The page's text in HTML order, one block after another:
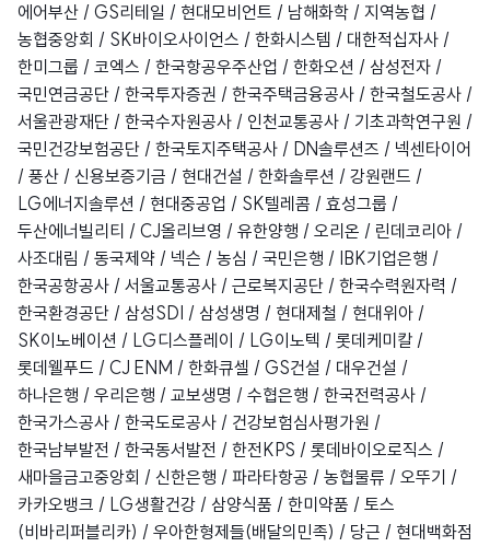
에어부산 / GS리테일 / 현대모비언트 / 남해화학 / 지역농협 /
농협중앙회 / SK바이오사이언스 / 한화시스템 / 대한적십자사 /
한미그룹 / 코엑스 / 한국항공우주산업 / 한화오션 / 삼성전자 /
국민연금공단 / 한국투자증권 / 한국주택금융공사 / 한국철도공사 /
서울관광재단 / 한국수자원공사 / 인천교통공사 / 기초과학연구원 /
국민건강보험공단 / 한국토지주택공사 / DN솔루션즈 / 넥센타이어
/ 풍산 / 신용보증기금 / 현대건설 / 한화솔루션 / 강원랜드 /
LG에너지솔루션 / 현대중공업 / SK텔레콤 / 효성그룹 /
두산에너빌리티 / CJ올리브영 / 유한양행 / 오리온 / 린데코리아 /
사조대림 / 동국제약 / 넥슨 / 농심 / 국민은행 / IBK기업은행 /
한국공항공사 / 서울교통공사 / 근로복지공단 / 한국수력원자력 /
한국환경공단 / 삼성SDI / 삼성생명 / 현대제철 / 현대위아 /
SK이노베이션 / LG디스플레이 / LG이노텍 / 롯데케미칼 /
롯데웰푸드 / CJ ENM / 한화큐셀 / GS건설 / 대우건설 /
하나은행 / 우리은행 / 교보생명 / 수협은행 / 한국전력공사 /
한국가스공사 / 한국도로공사 / 건강보험심사평가원 /
한국남부발전 / 한국동서발전 / 한전KPS / 롯데바이오로직스 /
새마을금고중앙회 / 신한은행 / 파라타항공 / 농협물류 / 오뚜기 /
카카오뱅크 / LG생활건강 / 삼양식품 / 한미약품 / 토스
(비바리퍼블리카) / 우아한형제들(배달의민족) / 당근 / 현대백화점